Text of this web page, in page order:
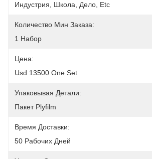
Индустрия, Школа, Дело, Etc
Количество Мин Заказа:
1 Набор
Цена:
Usd 13500 One Set
Упаковывая Детали:
Пакет Plyfilm
Время Доставки:
50 Рабочих Дней